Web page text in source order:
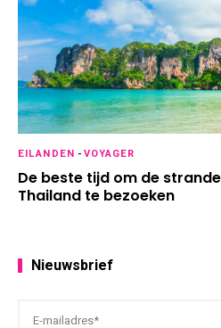
EILANDEN -VOYAGER
De beste tijd om de
Thailand te bezoeken
Nieuwsbrief